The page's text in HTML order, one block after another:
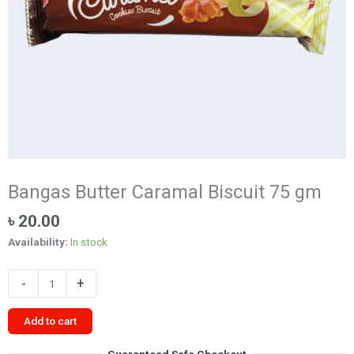
Bangas Butter Caramal Biscuit 75 gm
৳ 20.00
Availability: In stock
-
Butter
Caramal
Biscuit
+
Add to cart